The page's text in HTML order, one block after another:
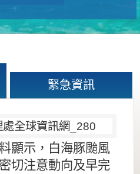
緊急資訊
顯示，白海豚颱風
切注意動向及早完